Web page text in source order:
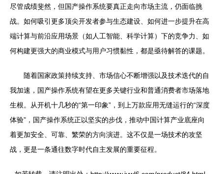
尽管成绩斐然，但国产操作系统要真正走向市场主流，仍面临挑
战。如何吸引更多顶尖开发者参与生态建设、如何进一步提升在高
端计算与前沿应用场景（如人工智能、科学计算）下的竞争力、如
何构建更强大的商业模式与用户习惯黏性，都是亟待解答的课题。
随着国家政策持续支持、市场信心不断增强以及技术迭代的自
我加速，国产操作系统有望在更多关键行业和普通消费者市场落地
生根。从开机十几秒的“第一印象”，到上万款应用无缝运行的“深度
体验”，国产操作系统正以坚实的步伐，推动中国计算产业底座向
着更加安全、可靠、繁荣的方向演进。这不仅是一场技术的攻坚
战，更是一条通往数字时代自主发展的重要征程。